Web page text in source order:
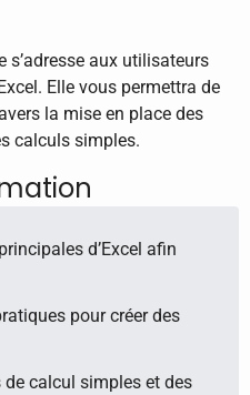
s’adresse aux utilisateurs
Elle vous permettra de
la mise en place des
calculs simples.
d’Excel afin
pour créer des
de calcul simples et des